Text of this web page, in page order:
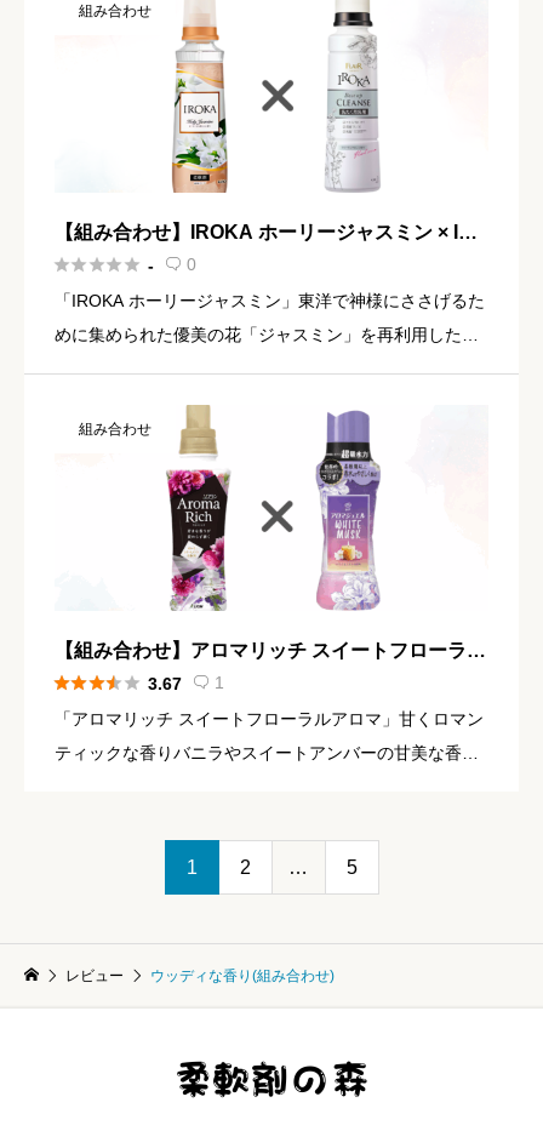
マジックの […]
組み合わせ
【組み合わせ】IROKA ホーリージャスミン × IRO
KA ベースアップクレンズ
 -  0
「IROKA ホーリージャスミン」東洋で神様にささげるた
めに集められた優美の花「ジャスミン」を再利用した清
に広がるジャスミンにすっきりとしたユーカリが調和し
た清らかで洗練 […]
組み合わせ
【組み合わせ】アロマリッチ スイートフローラル
アロマ × レノア アロマジュエル ホワイトムスク
 3.67  1
「アロマリッチ スイートフローラルアロマ」甘くロマン
ティックな香りバニラやスイートアンバーの甘美な香り
1 2 … 5
レビュー ウッディな香り(組み合わせ)